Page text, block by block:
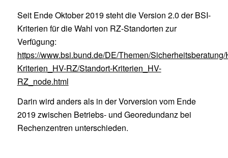
SeitEnde Oktober 2019 steht die Version 2.0 der BSI-
Kriterien für die Wahl von RZ-Standorten zur
Verfügung:
https://www.bsi.bund.de/DE/Themen/
Kriterien_HV-RZ/Standort-Kriterien_HV-
RZ_node.html
Darin wird anders als in der Vorversion vom Ende
2019 zwischen Betriebs- und Georedundanz bei
Rechenzentren unterschieden.